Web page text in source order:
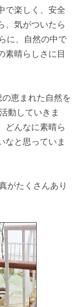
で楽しく、安全
、気がついたら
に、自然の中で
素晴らしさに目
恵まれた自然を
動していきま
どんなに素晴ら
なと思っていま
がたくさんあり